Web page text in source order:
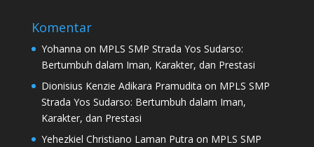
Komentar
Yohanna on MPLS SMP Strada Yos Sudarso:
Bertumbuh dalam Iman, Karakter, dan Prestasi
Dionisius Kenzie Adikara Pramudita on MPLS SMP
Strada Yos Sudarso: Bertumbuh dalam Iman,
Karakter, dan Prestasi
Yehezkiel Christiano Laman Putra on MPLS SMP